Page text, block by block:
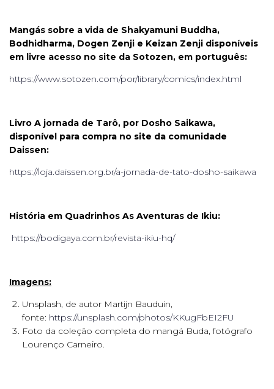
Mangás sobre a vida de Shakyamuni Buddha,
Bodhidharma, Dogen Zenji e Keizan Zenji disponíveis
em livre acesso no site da Sotozen, em português:
https://www.sotozen.com/por/library/comics/index.html
Livro A jornada de Tarô, por Dosho Saikawa,
disponível para compra no site da comunidade
Daissen:
https://loja.daissen.org.br/a-jornada-de-tato-dosho-saikawa
História em Quadrinhos As Aventuras de Ikiu:
https://bodigaya.com.br/revista-ikiu-hq/
Imagens:
Unsplash, de autor Martijn Bauduin,
fonte: https://unsplash.com/photos/KKugFbEI2FU
Foto da coleção completa do mangá Buda, fotógrafo
Lourenço Carneiro.